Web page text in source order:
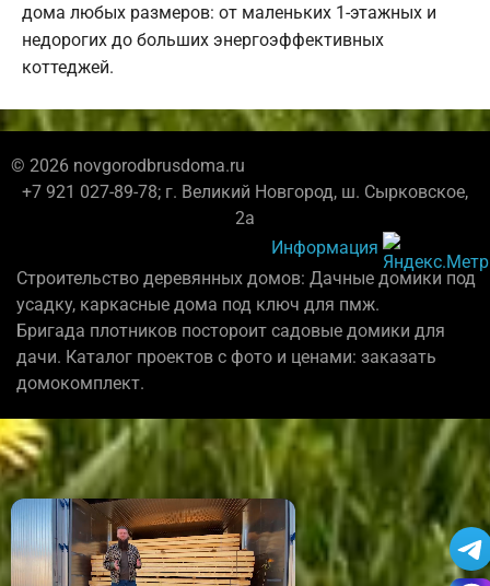
дома любых размеров: от маленьких 1-этажных и
недорогих до больших энергоэффективных
коттеджей.
© 2026 novgorodbrusdoma.ru
+7 921 027-89-78; г. Великий Новгород, ш. Сырковское,
2а
Информация
Строительство деревянных домов: Дачные домики под
усадку, каркасные дома под ключ для пмж.
Бригада плотников постороит садовые домики для
дачи. Каталог проектов с фото и ценами: заказать
домокомплект.